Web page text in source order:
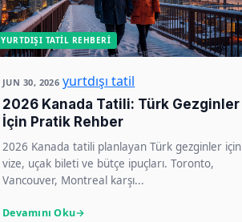
YURTDIŞI TATIL REHBERI
JUN 30, 2026 yurtdışı tatil
2026 Kanada Tatili: Türk Gezginler
İçin Pratik Rehber
2026 Kanada tatili planlayan Türk gezginler için
vize, uçak bileti ve bütçe ipuçları. Toronto,
Vancouver, Montreal karşı...
Devamını Oku